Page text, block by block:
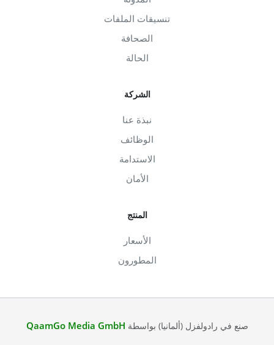
تنسيقات الملفات
الصحافة
الحالة
الشركة
نبذة عنا
الوظائف
الاستدامة
الأمان
المنتج
الأسعار
المطورون
صنع في رادولفزل (ألمانيا) بواسطة QaamGo Media GmbH